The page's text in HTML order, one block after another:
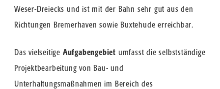
Weser-Dreiecks und ist mit der Bahn sehr gut aus den
Richtungen Bremerhaven sowie Buxtehude erreichbar.
Das vielseitige Aufgabengebiet umfasst die selbstständige
Projektbearbeitung von Bau- und
Unterhaltungsmaßnahmen im Bereich des